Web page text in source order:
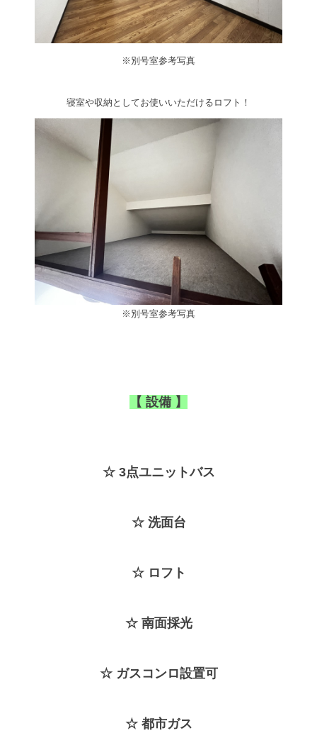
※別号室参考写真
寝室や収納としてお使いいただけるロフト！
※別号室参考写真
【 設備 】
☆ 3点ユニ ットバス
☆ 洗面台
☆ ロフト
☆ 南面採光
☆ ガスコンロ設置可
☆ 都市ガス